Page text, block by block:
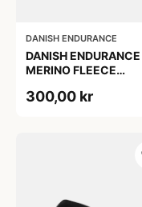
DANISH ENDURANCE
DANISH ENDURANCE
MERINO FLEECE
Sort, S/M
300,00 kr